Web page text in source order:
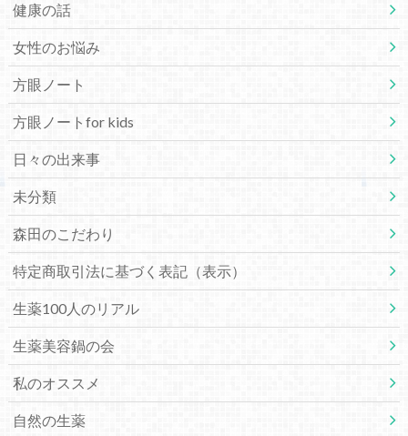
健康の話
女性のお悩み
方眼ノート
方眼ノートfor kids
日々の出来事
未分類
森田のこだわり
特定商取引法に基づく表記（表示）
生薬100人のリアル
生薬美容鍋の会
私のオススメ
自然の生薬